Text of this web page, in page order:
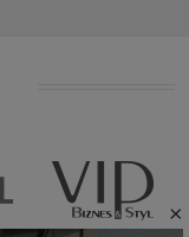
×